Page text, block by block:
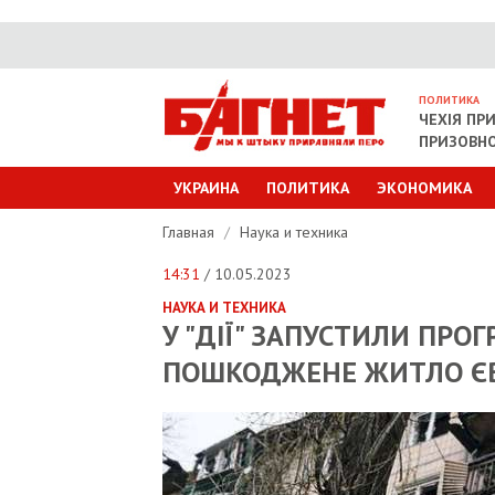
ПОЛИТИКА
ЧЕХІЯ
УКРАИНА ПОЛИТИКА ЭКОНОМИКА
Главная / Наука и техника
14:31 / 10.05.2023
НАУКА И ТЕХНИКА
У "ДІЇ" ЗАПУСТИЛИ
ПОШКОДЖЕНЕ ЖИТЛО